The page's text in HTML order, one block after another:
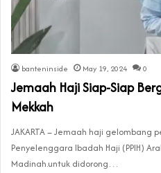
banteninside May 19, 2024 0
Jemaah Haji Siap-Siap
Mekkah
JAKARTA – Jemaah haji gelombang
Penyelenggara Ibadah Haji (PPIH)
Madinah.untuk didorong…